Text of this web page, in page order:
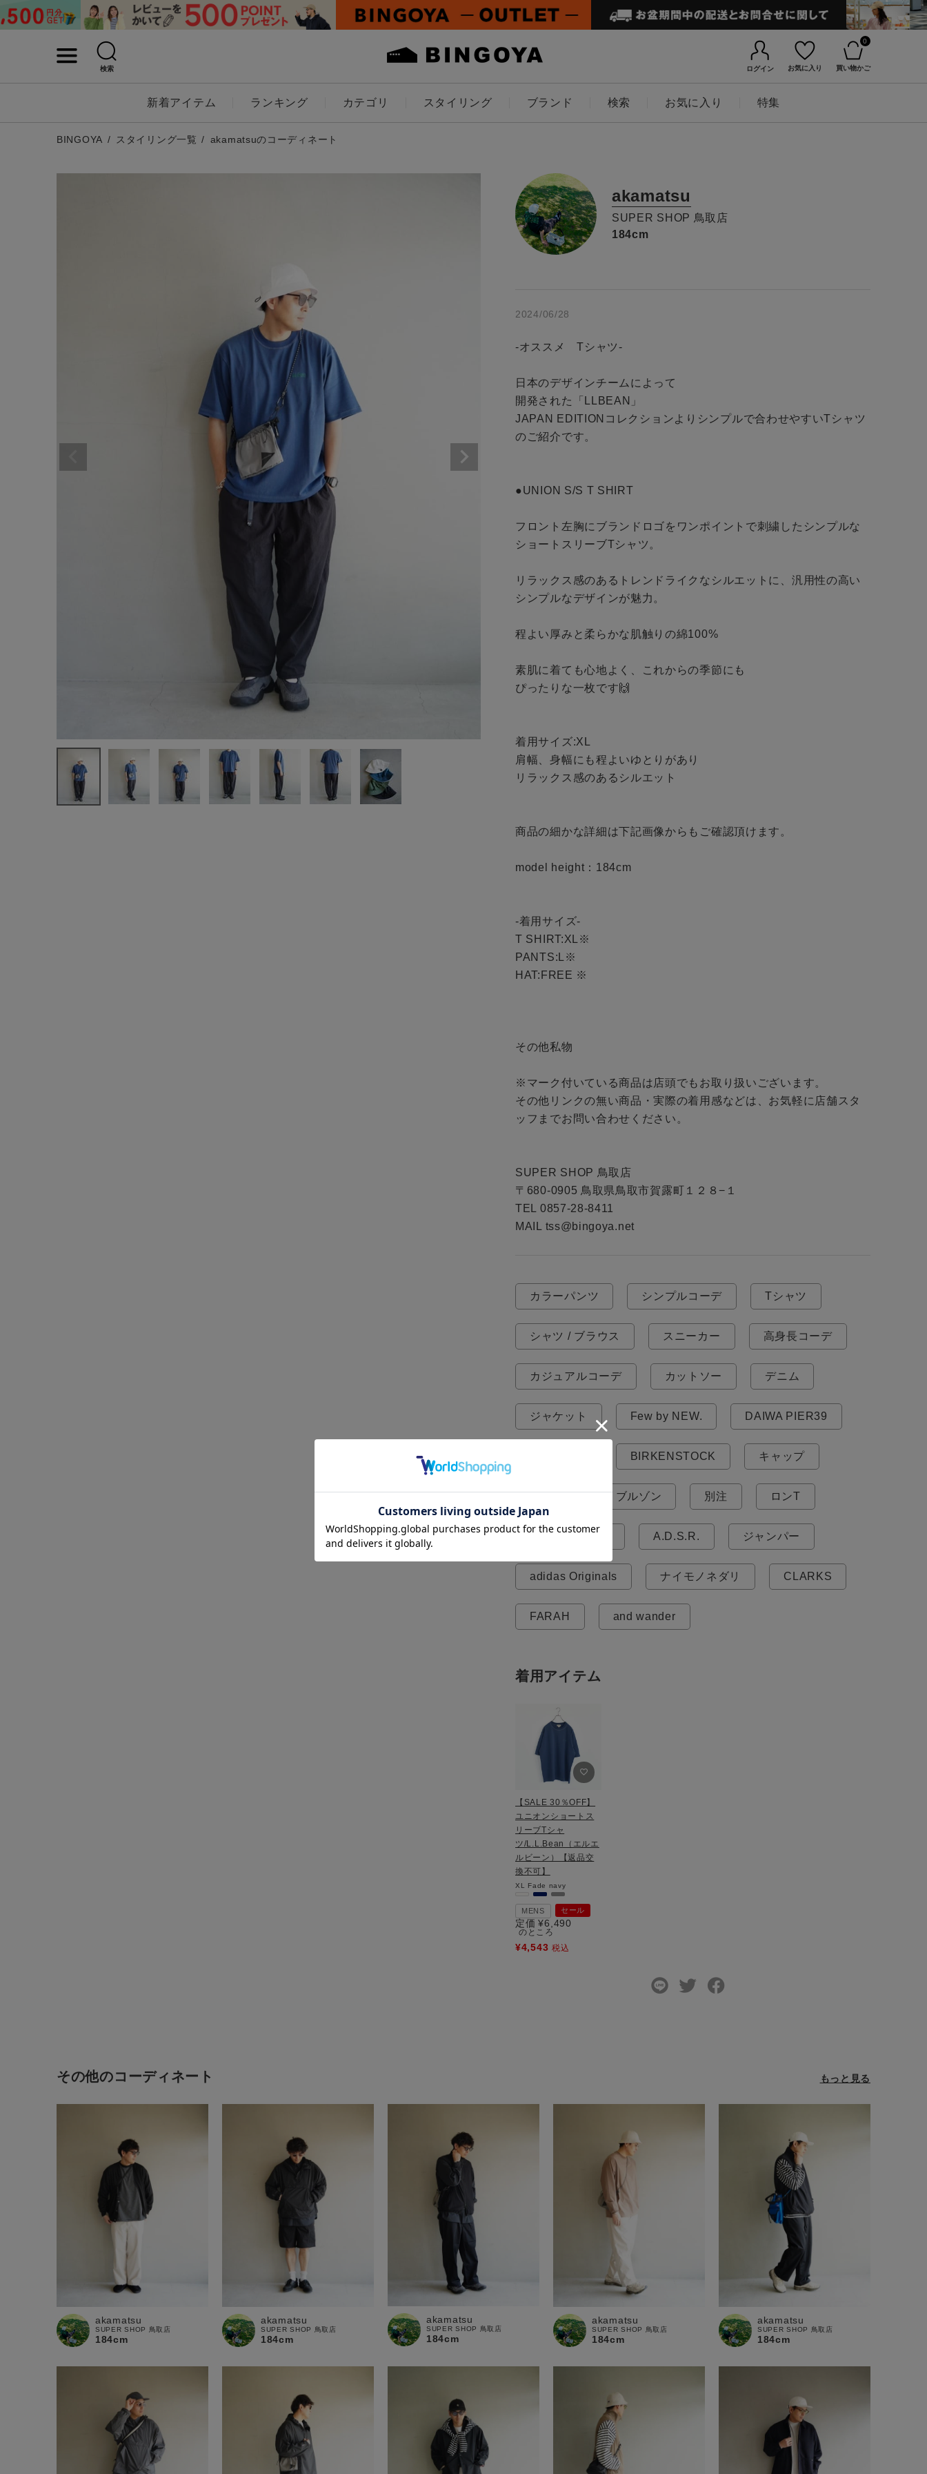
検索 ログイン お気に入り
0
買い物かご
新着アイテム ランキング カテゴリ スタイリング ブランド 検索 お気に入り 特集
ログイン / マイページ
お気に入りアイテム
アイテムを探す
スタイリングから探す
BINGOYAについて
店舗一覧
お知らせ・ご利用ガイド
キーワード
セール価格
在庫あり
BINGOYA スタイリング一覧 akamatsuのコーディネート
akamatsu
SUPER SHOP 鳥取店
184cm
2024/06/28
-オススメ　Tシャツ-
日本のデザインチームによって
開発された「LLBEAN」
JAPAN EDITIONコレクションよりシンプルで合わせやすいTシャツ
のご紹介です。
●UNION S/S T SHIRT
フロント左胸にブランドロゴをワンポイントで刺繍したシンプルな
ショートスリーブTシャツ。
リラックス感のあるトレンドライクなシルエットに、汎用性の高い
シンプルなデザインが魅力。
程よい厚みと柔らかな肌触りの綿100%
素肌に着ても心地よく、これからの季節にも
ぴったりな一枚です🙌
着用サイズ:XL
肩幅、身幅にも程よいゆとりがあり
リラックス感のあるシルエット
商品の細かな詳細は下記画像からもご確認頂けます。
model height：184cm
-着用サイズ-
T SHIRT:XL※
PANTS:L※
HAT:FREE ※
その他私物
※マーク付いている商品は店頭でもお取り扱いございます。
その他リンクの無い商品・実際の着用感などは、お気軽に店舗スタ
ッフまでお問い合わせください。
SUPER SHOP 鳥取店
〒680-0905 鳥取県鳥取市賀露町１２８−１
TEL 0857-28-8411
MAIL tss@bingoya.net
カラーパンツ シンプルコーデ Tシャツ
シャツ / ブラウス スニーカー 高身長コーデ
カジュアルコーデ カットソー デニム
ジャケット Few by NEW. DAIWA PIER39
BIRKENSTOCK キャップ
MOSHA ブルゾン 別注 ロンT
ショートパンツ A.D.S.R. ジャンパー
adidas Originals ナイモノネダリ CLARKS
FARAH and wander
着用アイテム
【SALE 30％OFF】
ユニオンショートス
リーブTシャ
ツ/L.L.Bean（エルエ
ルビーン）【返品交
換不可】
XL Fade navy
MENS セール
定価 ¥6,490
のところ
¥4,543 税込
その他のコーディネート
akamatsu
SUPER SHOP 鳥取店
184cm
akamatsu
SUPER SHOP 鳥取店
184cm
akamatsu
SUPER SHOP 鳥取店
184cm
akamatsu
SUPER SHOP 鳥取店
184cm
akamatsu
SUPER SHOP 鳥取店
184cm
もっと見る